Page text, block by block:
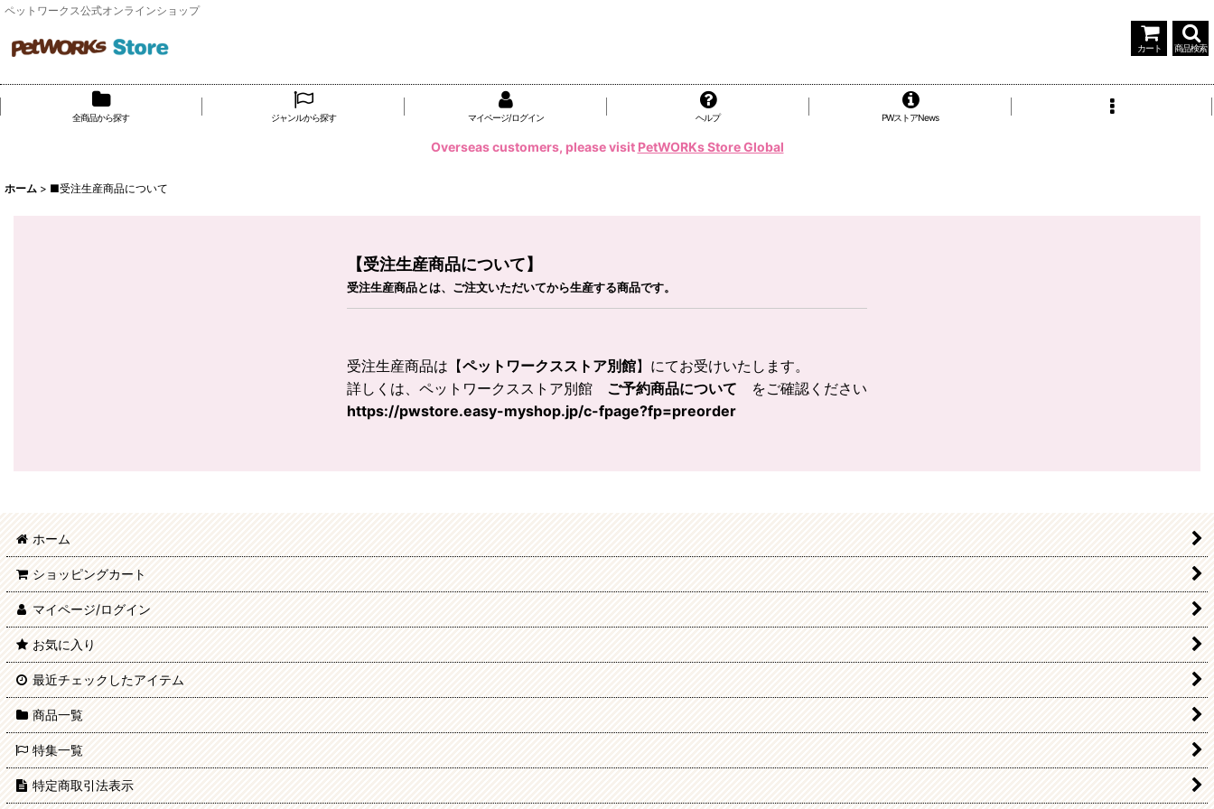
ペットワークス公式オンラインショップ
カート 商品検索
全商品から探す ジャンルから探す マイページ/ログイン ヘルプ PWストアNews
Overseas customers, please visit PetWORKs Store Global
ホーム > ■受注生産商品について
【受注生産商品について】
受注生産商品とは、ご注文いただいてから生産する商品です。
受注生産商品は 【ペットワークスストア別館】 にてお受けいたします。
詳しくは、ペットワークスストア別館 ご予約商品について をご確認ください
https://pwstore.easy-myshop.jp/c-fpage?fp=preorder
ホーム
ショッピングカート
マイページ/ログイン
お気に入り
最近チェックしたアイテム
商品一覧
特集一覧
特定商取引法表示